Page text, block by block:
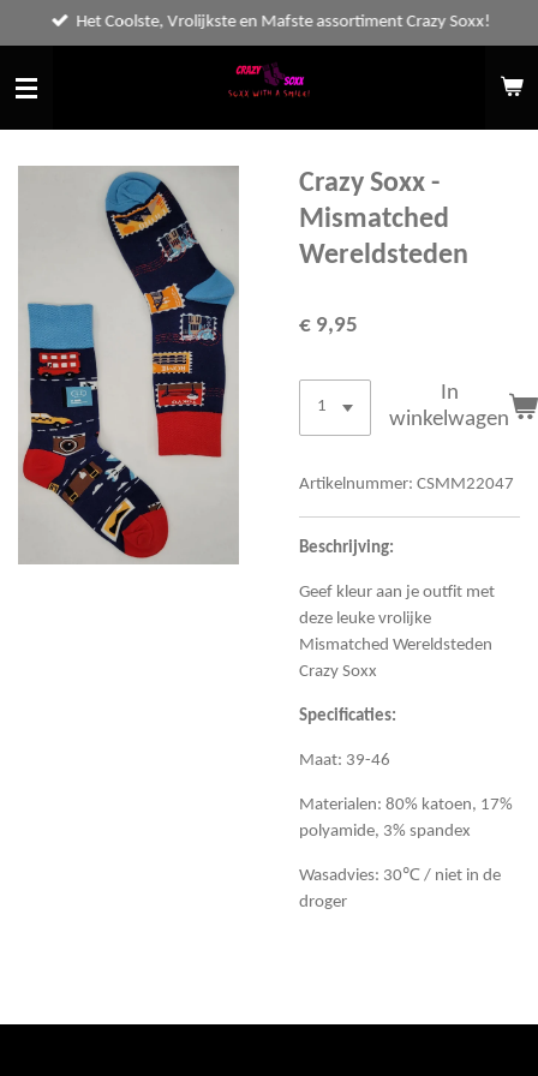
direct
naar
de
hoofdinhoud
Het Coolste, Vrolijkste en Mafste assortiment Crazy Soxx!
Crazy Soxx -
Mismatched
Wereldsteden
€ 9,95
In
winkelwagen
Artikelnummer: CSMM22047
Beschrijving:
Geef kleur aan je outfit met
deze leuke vrolijke
Mismatched Wereldsteden
Crazy Soxx
Specificaties:
Maat: 39-46
Materialen: 80% katoen, 17%
polyamide, 3% spandex
Wasadvies: 30℃ / niet in de
droger